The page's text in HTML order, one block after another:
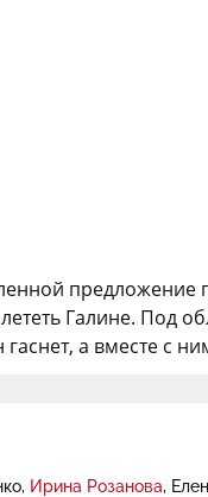
предложение
Галине. Под
а вместе с
Ирина Розанова